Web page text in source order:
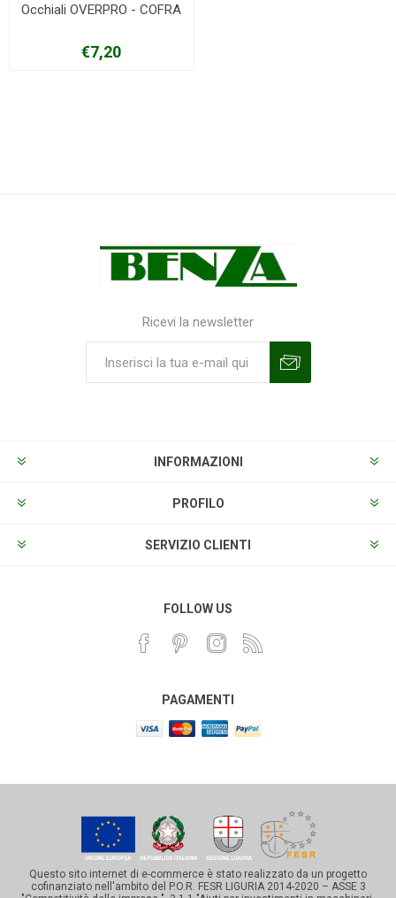
Occhiali OVERPRO - COFRA
€7,20
Ricevi la newsletter
INFORMAZIONI
PROFILO
SERVIZIO CLIENTI
FOLLOW US
PAGAMENTI
Questo sito internet di e-commerce è stato realizzato da un progetto
cofinanziato nell'ambito del P.O.R. FESR LIGURIA 2014-2020 – ASSE 3